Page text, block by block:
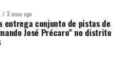
3 anos ago
entrega conjunto de pistas de
José Précaro” no distrito